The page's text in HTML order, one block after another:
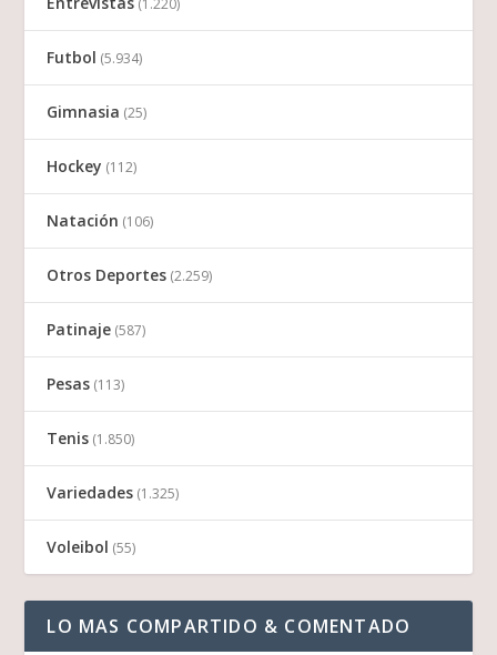
Futbol (5.934)
Gimnasia (25)
Hockey (112)
Natación (106)
Otros Deportes (2.259)
Patinaje (587)
Pesas (113)
Tenis (1.850)
Variedades (1.325)
Voleibol (55)
LO MAS COMPARTIDO & COMENTADO